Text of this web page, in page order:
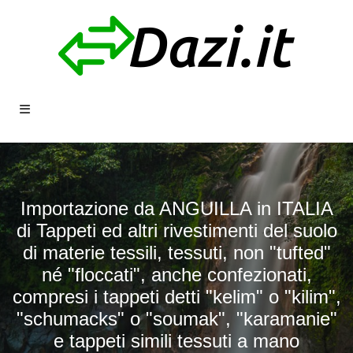
Importazione da ANGUILLA in ITALIA
di Tappeti ed altri rivestimenti del suolo
di materie tessili, tessuti, non "tufted"
né "floccati", anche confezionati,
compresi i tappeti detti "kelim" o "kilim",
"schumacks" o "soumak", "karamanie"
e tappeti simili tessuti a mano